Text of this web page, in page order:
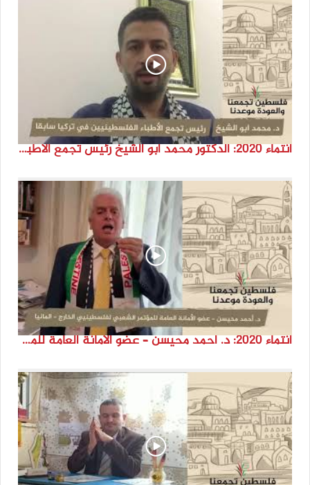
انتماء 2020: الدكتور محمد ابو الشيخ رئيس تجمع الأطباء الفلسطينيين في تركيا سابقا
انتماء 2020: د. أحمد محيسن – عضو الأمانة العامة للمؤتمر الشعبي لفلسطينيي الخارج – المانيا